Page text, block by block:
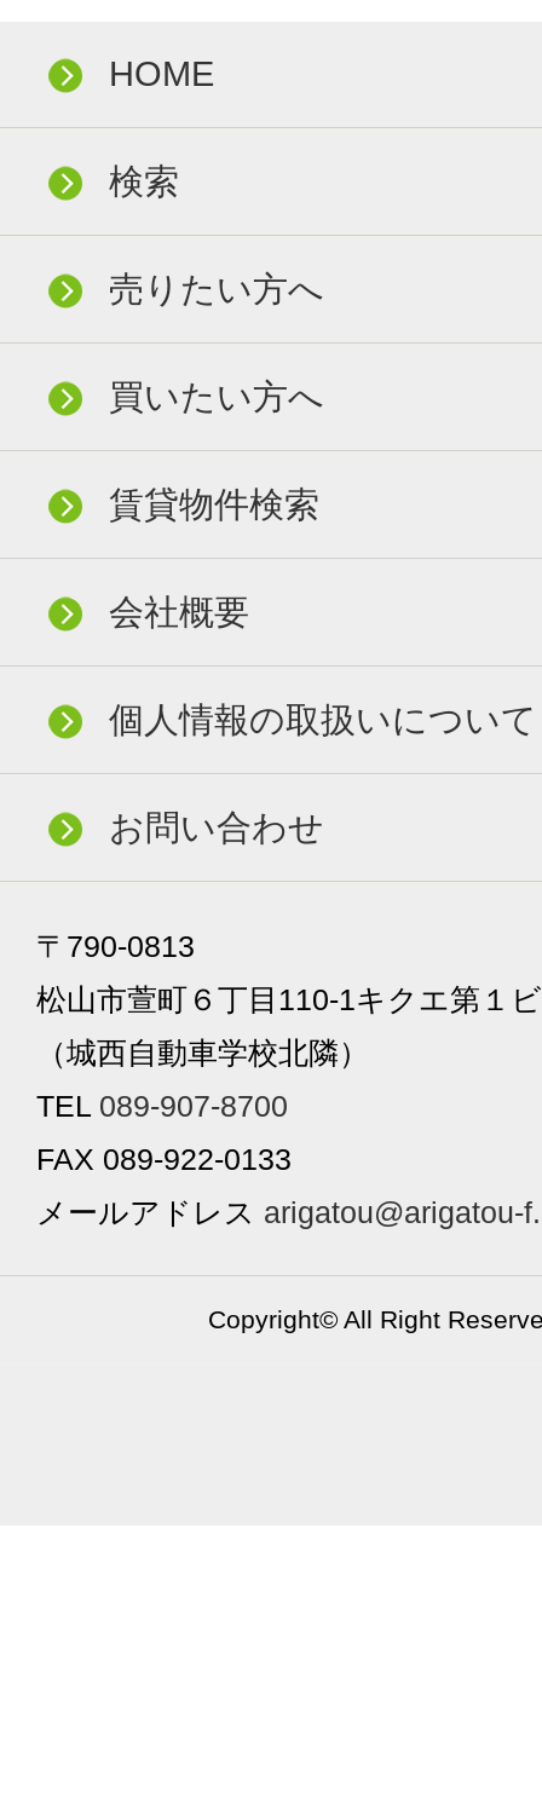
HOME
検索
売りたい方へ
買いたい方へ
賃貸物件検索
会社概要
個人情報の取扱いについて
お問い合わせ
〒790-0813
松山市萱町６丁目110-1キクエ第１
（城西自動車学校北隣）
TEL 089-907-8700
FAX 089-922-0133
メールアドレス arigatou@arigatou-
Copyright© All Right